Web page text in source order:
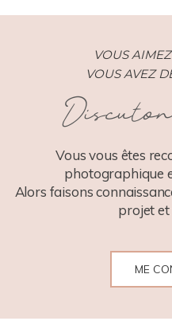
POST COMMENT
VOUS
VOUS AVEZ
Vous vous êtes
photographique
Alors faisons
projet et
ME